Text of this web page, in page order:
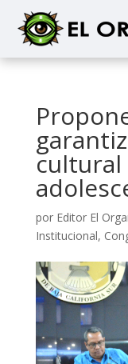
cultural
por Editor El
Institucional,